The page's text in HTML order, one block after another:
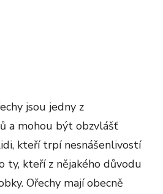
jsou jedny z
a mohou být obzvlášť
kteří trpí nesnášenlivostí
ty, kteří z nějakého důvodu
Ořechy mají obecně